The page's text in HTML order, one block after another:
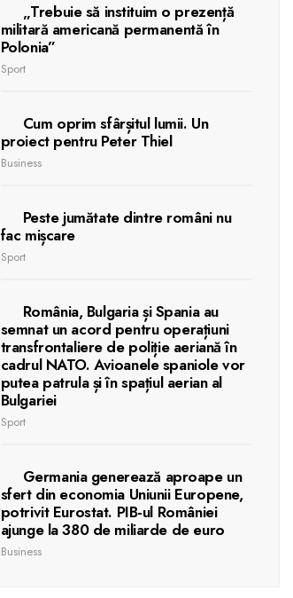
„Trebuie să instituim o prezență
militară americană permanentă în
Polonia”
Sport
Cum oprim sfârșitul lumii. Un
proiect pentru Peter Thiel
Business
Peste jumătate dintre români nu
fac mișcare
Sport
România, Bulgaria și Spania au
semnat un acord pentru operațiuni
transfrontaliere de poliție aeriană în
cadrul NATO. Avioanele spaniole vor
putea patrula și în spațiul aerian al
Bulgariei
Sport
Germania generează aproape un
sfert din economia Uniunii Europene,
potrivit Eurostat. PIB-ul României
ajunge la 380 de miliarde de euro
Business